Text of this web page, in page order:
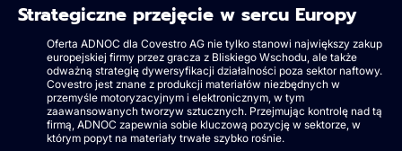
Strategiczne przejęcie w sercu Europy
Oferta ADNOC dla Covestro AG nie tylko stanowi największy zakup
europejskiej firmy przez gracza z Bliskiego Wschodu, ale także
odważną strategię dywersyfikacji działalności poza sektor naftowy.
Covestro jest znane z produkcji materiałów niezbędnych w
przemyśle motoryzacyjnym i elektronicznym, w tym
zaawansowanych tworzyw sztucznych. Przejmując kontrolę nad tą
firmą, ADNOC zapewnia sobie kluczową pozycję w sektorze, w
którym popyt na materiały trwałe szybko rośnie.